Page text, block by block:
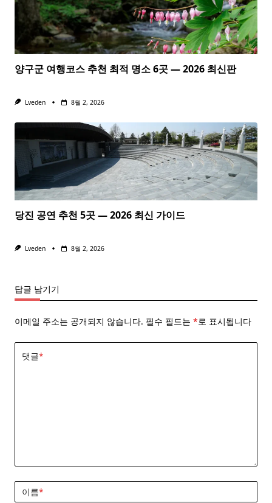
양구군 여행코스 추천 최적 명소 6곳 — 2026 최신판
Lveden 8월 2, 2026
당진 공연 추천 5곳 — 2026 최신 가이드
Lveden 8월 2, 2026
답글 남기기
이메일 주소는 공개되지 않습니다. 필수 필드는 *로 표시됩니다
댓글*
이름*